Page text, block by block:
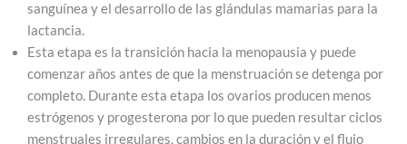
sanguínea y el desarrollo de las glándulas mamarias para la
lactancia.
Esta etapa es la transición hacia la menopausia y puede
comenzar años antes de que la menstruación se detenga por
completo. Durante esta etapa los ovarios producen menos
estrógenos y progesterona por lo que pueden resultar ciclos
menstruales irregulares, cambios en la duración y el flujo